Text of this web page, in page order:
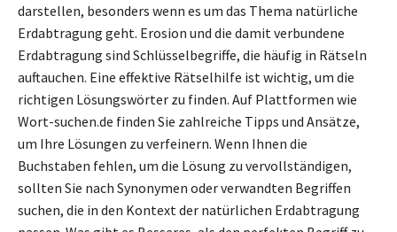
darstellen, besonders wenn es um das Thema natürliche
Erdabtragung geht. Erosion und die damit verbundene
Erdabtragung sind Schlüsselbegriffe, die häufig in Rätseln
auftauchen. Eine effektive Rätselhilfe ist wichtig, um die
richtigen Lösungswörter zu finden. Auf Plattformen wie
Wort-suchen.de finden Sie zahlreiche Tipps und Ansätze,
um Ihre Lösungen zu verfeinern. Wenn Ihnen die
Buchstaben fehlen, um die Lösung zu vervollständigen,
sollten Sie nach Synonymen oder verwandten Begriffen
suchen, die in den Kontext der natürlichen Erdabtragung